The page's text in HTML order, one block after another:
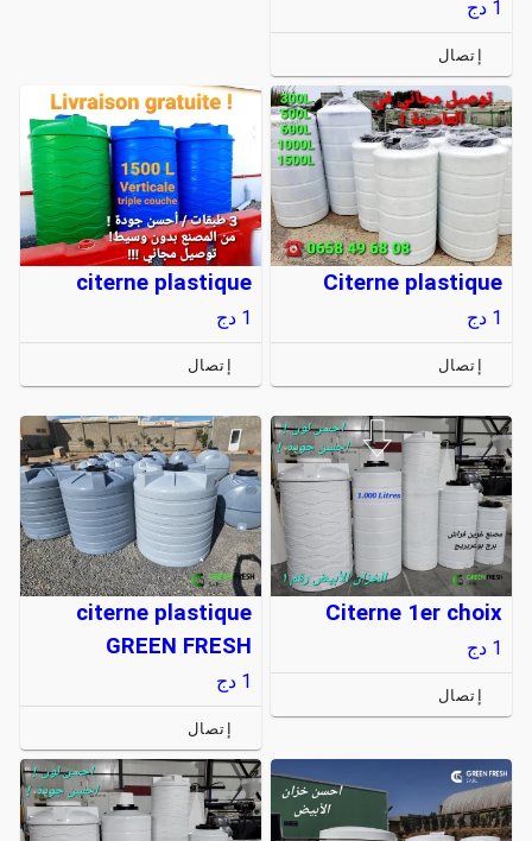
1 دج
إتصال
Citerne plastique
1 دج
إتصال
citerne plastique
1 دج
إتصال
Citerne 1er choix
1 دج
إتصال
citerne plastique
GREEN FRESH
1 دج
إتصال